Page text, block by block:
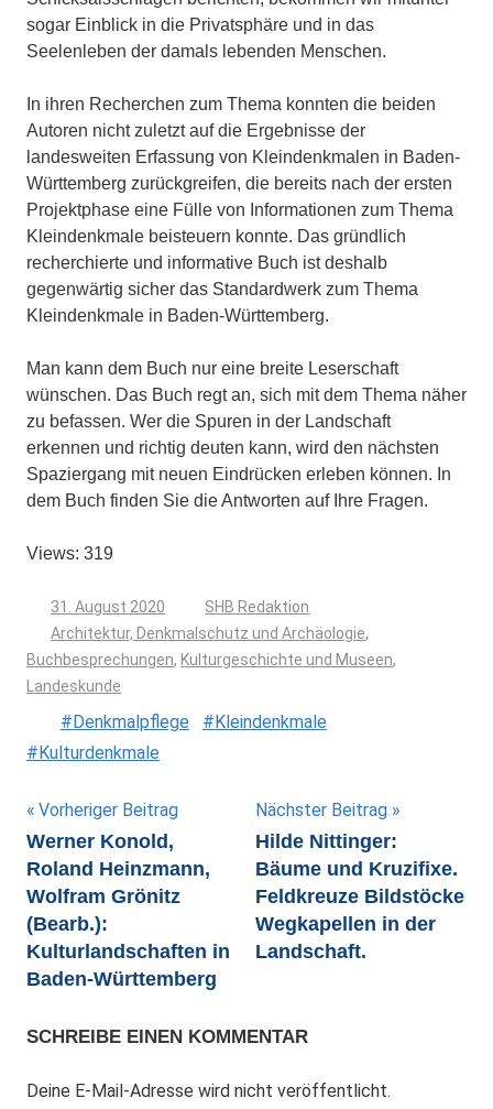
sogar Einblick in die Privatsphäre und in das
Seelenleben der damals lebenden Menschen.
In ihren Recherchen zum Thema konnten die beiden
Autoren nicht zuletzt auf die Ergebnisse der
landesweiten Erfassung von Kleindenkmalen in Baden-
Württemberg zurückgreifen, die bereits nach der ersten
Projektphase eine Fülle von Informationen zum Thema
Kleindenkmale beisteuern konnte. Das gründlich
recherchierte und informative Buch ist deshalb
gegenwärtig sicher das Standardwerk zum Thema
Kleindenkmale in Baden-Württemberg.
Man kann dem Buch nur eine breite Leserschaft
wünschen. Das Buch regt an, sich mit dem Thema näher
zu befassen. Wer die Spuren in der Landschaft
erkennen und richtig deuten kann, wird den nächsten
Spaziergang mit neuen Eindrücken erleben können. In
dem Buch finden Sie die Antworten auf Ihre Fragen.
Views: 319
31. August 2020
SHB Redaktion
Architektur, Denkmalschutz und Archäologie,
Buchbesprechungen, Kulturgeschichte und Museen,
Landeskunde
Denkmalpflege
Kleindenkmale
Kulturdenkmale
Beitragsnavigation
Vorheriger Beitrag
Werner Konold,
Roland Heinzmann,
Wolfram Grönitz
(Bearb.):
Kulturlandschaften in
Baden-Württemberg
Nächster Beitrag
Hilde Nittinger:
Bäume und Kruzifixe.
Feldkreuze Bildstöcke
Wegkapellen in der
Landschaft.
SCHREIBE EINEN KOMMENTAR
Deine E-Mail-Adresse wird nicht veröffentlicht.